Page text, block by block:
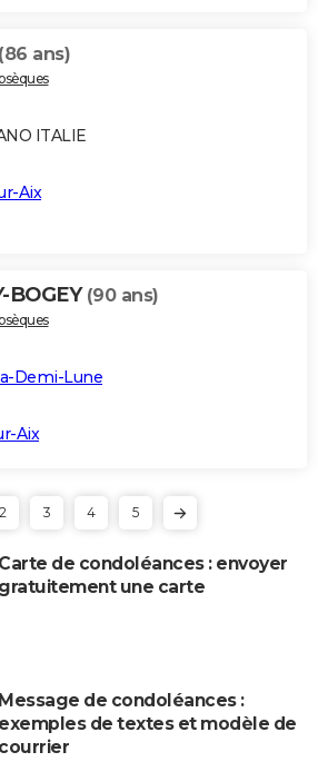
(86 ans)
ITALIE
Aix
BOGEY (90 ans)
Demi-Lune
Aix
2 3 4 5
Carte de condoléances : envoyer
gratuitement une carte
Message de condoléances :
exemples de textes et modèle de
courrier